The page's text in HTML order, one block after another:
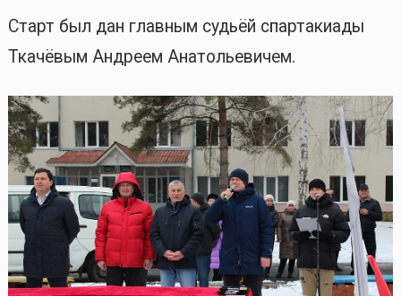
Старт был дан главным судьёй спартакиады
Ткачёвым Андреем Анатольевичем.